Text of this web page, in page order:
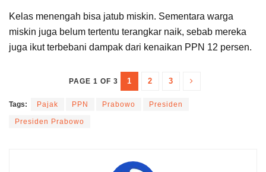
Kelas menengah bisa jatub miskin. Sementara warga
miskin juga belum tertentu terangkar naik, sebab mereka
juga ikut terbebani dampak dari kenaikan PPN 12 persen.
PAGE 1 OF 3 1 2 3
Tags: Pajak PPN Prabowo Presiden
Presiden Prabowo